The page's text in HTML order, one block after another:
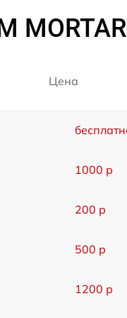
Цена
1000 р
200 р
500 р
1200 р